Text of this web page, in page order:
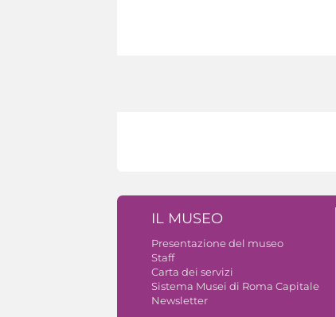
IL MUSEO
Presentazione del museo
Staff
Carta dei servizi
Sistema Musei di Roma Capitale
Newsletter